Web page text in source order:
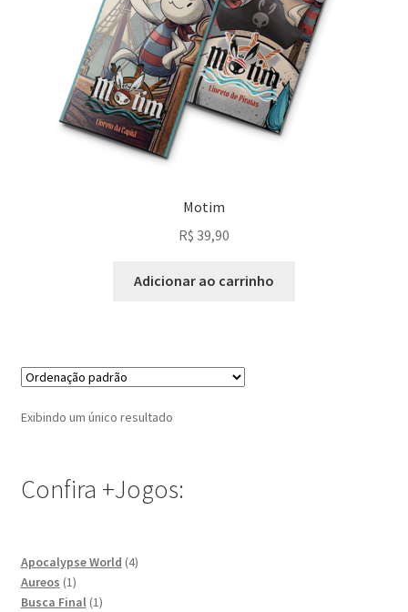
PagSeguro Ordem Recebida
Política de Envio
Política de privacidade
Motim
R$ 39,90
Adicionar ao carrinho
Exibindo um único resultado
Confira +Jogos:
Apocalypse World 44
Aureos 11
produto
Busca Final 11